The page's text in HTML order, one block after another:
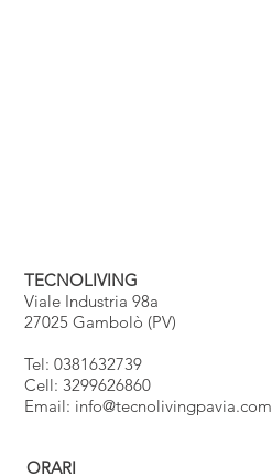
TECNOLIVING
Viale Industria 98a
27025 Gambolò (PV)
Tel: 0381632739
Cell: 3299626860
Email: info@tecnolivingpavia.com
ORARI